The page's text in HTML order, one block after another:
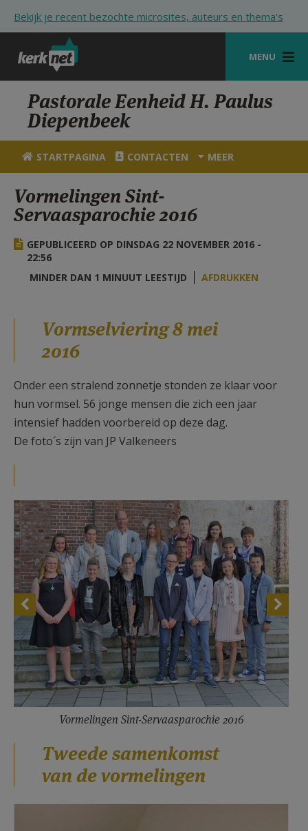
Bekijk je recent bezochte microsites, auteurs en thema's
MENU
STARTPAGINA
KERK
VIERINGEN
ZOEKEN
HULP
STARTPAGINA PORTAAL
AANMELDEN OF REGISTREREN
Pastorale Eenheid H. Paulus
Diepenbeek
STARTPAGINA CONTACTEN MEER
Vormelingen Sint-
Servaasparochie 2016
GEPUBLICEERD OP DINSDAG 22 NOVEMBER 2016 -
22:56
MINDER DAN 1 MINUUT LEESTIJD
AFDRUKKEN
Vormselviering 8 mei
2016
Onder een stralend zonnetje stonden ze klaar voor
hun vormsel. 56 jonge mensen die zich een jaar
intensief hadden voorbereid op deze dag.
De foto´s zijn van JP Valkeneers
Vormelingen Sint-Servaasparochie 2016
Tweede samenkomst
van de vormelingen